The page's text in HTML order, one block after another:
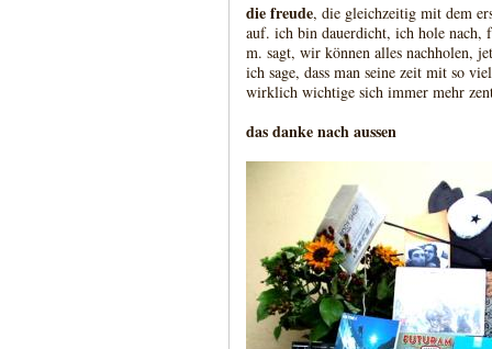
die freude, die gleichzeitig mit dem
auf. ich bin dauerdicht, ich hole nach,
m. sagt, wir können alles nachholen,
ich sage, dass man seine zeit mit so
wirklich wichtige sich immer mehr
das danke nach aussen